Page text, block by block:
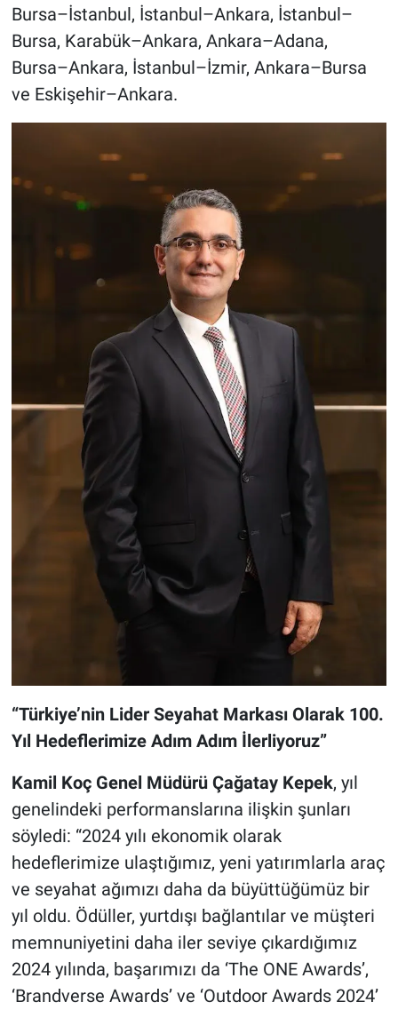
Bursa–İstanbul, İstanbul–Ankara, İstanbul–
Bursa, Karabük–Ankara, Ankara–Adana,
Bursa–Ankara, İstanbul–İzmir, Ankara–Bursa
ve Eskişehir–Ankara.
“Türkiye’nin Lider Seyahat Markası Olarak 100.
Yıl Hedeflerimize Adım Adım İlerliyoruz”
Kamil Koç Genel Müdürü Çağatay Kepek, yıl
genelindeki performanslarına ilişkin şunları
söyledi: “2024 yılı ekonomik olarak
hedeflerimize ulaştığımız, yeni yatırımlarla araç
ve seyahat ağımızı daha da büyüttüğümüz bir
yıl oldu. Ödüller, yurtdışı bağlantılar ve müşteri
memnuniyetini daha iler seviye çıkardığımız
2024 yılında, başarımızı da ‘The ONE Awards’,
‘Brandverse Awards’ ve ‘Outdoor Awards 2024’